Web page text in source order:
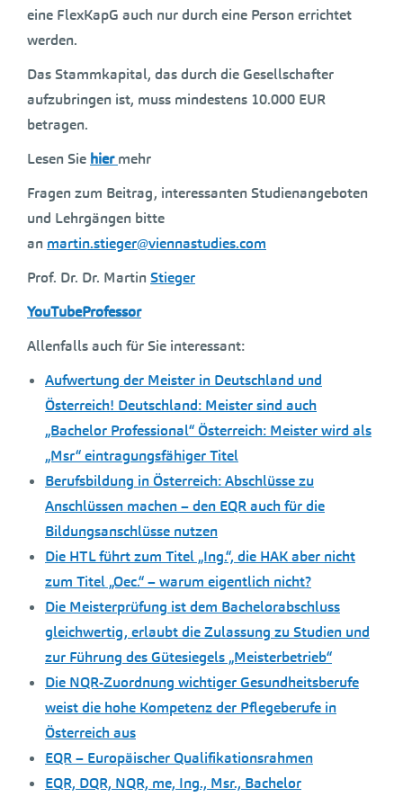
eine FlexKapG auch nur durch eine Person errichtet
werden.
Das Stammkapital, das durch die Gesellschafter
aufzubringen ist, muss mindestens 10.000 EUR
betragen.
Lesen Sie hiermehr
Fragen zum Beitrag, interessanten Studienangeboten
und Lehrgängen bitte
an martin.stieger@viennastudies.com
Prof. Dr. Dr. Martin Stieger
YouTubeProfessor
Allenfalls auch für Sie interessant:
Aufwertung der Meister in Deutschland und
Österreich! Deutschland: Meister sind auch
„Bachelor Professional“ Österreich: Meister wird als
„Msr“ eintragungsfähiger Titel
Berufsbildung in Österreich: Abschlüsse zu
Anschlüssen machen – den EQR auch für die
Bildungsanschlüsse nutzen
Die HTL führt zum Titel „Ing.“, die HAK aber nicht
zum Titel „Oec.“ – warum eigentlich nicht?
Die Meisterprüfung ist dem Bachelorabschluss
gleichwertig, erlaubt die Zulassung zu Studien und
zur Führung des Gütesiegels „Meisterbetrieb“
Die NQR-Zuordnung wichtiger Gesundheitsberufe
weist die hohe Kompetenz der Pflegeberufe in
Österreich aus
EQR – Europäischer Qualifikationsrahmen
EQR, DQR, NQR, me, Ing., Msr., Bachelor